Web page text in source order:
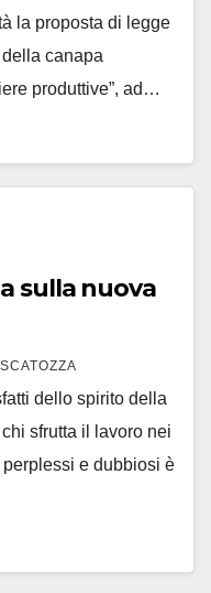
la proposta di legge
canapa
produttive”, ad…
sulla nuova
dello spirito della
sfrutta il lavoro nei
e dubbiosi è